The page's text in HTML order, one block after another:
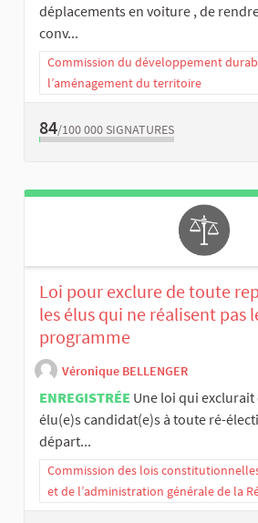
déplacements en voiture , de
conv...
Commission du développement
l’aménagement du territoire
84/100 000 SIGNATURES
Loi pour exclure de toute
les élus qui ne réalisent pas
programme
Véronique BELLENGER
ENREGISTRÉE Une loi qui
élu(e)s candidat(e)s à toute ré-
départ...
Commission des lois
et de l’administration générale de la